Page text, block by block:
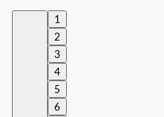
1
2
3
4
5
6